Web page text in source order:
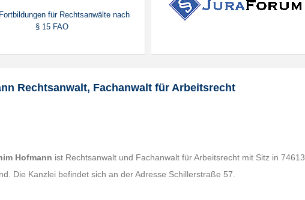
für Rechtsanwälte nach
§ 15 FAO
Rechtsanwalt, Fachanwalt für Arbeitsrecht
Hofmann ist Rechtsanwalt und Fachanwalt für Arbeitsrecht mit Sitz in 74613
Die Kanzlei befindet sich an der Adresse Schillerstraße 57.